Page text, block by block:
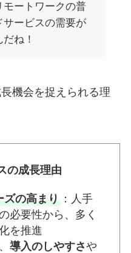
モートワークの普
サービスの需要が
ね！
機会を捉えられる理
の成長理由
ズの高まり ：人手
必要性から、多く
を推進
導入のしやすさや